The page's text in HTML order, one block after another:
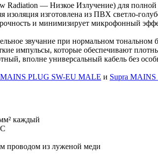
Radiation — Низкое Излучение) для
изготовлена из ПВХ светло-
и минимизирует микрофонный
звучание при нормальном
импульсы, которые обеспечивают
вполне универсальный кабель без
MAINS PLUG SW-EU MALE и Supra
каждый
проводом из луженой меди